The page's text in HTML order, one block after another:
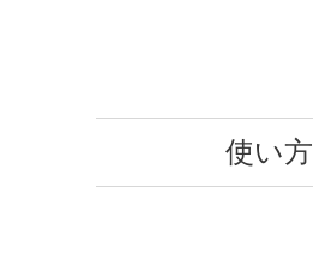
使い方